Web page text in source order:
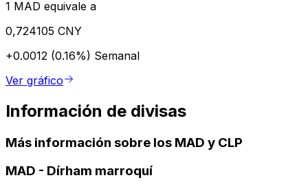
1 MAD equivale a
0,724105 CNY
+0.0012 (0.16%) Semanal
Ver gráfico
Información de divisas
Más información sobre los MAD y CLP
MAD - Dírham marroquí